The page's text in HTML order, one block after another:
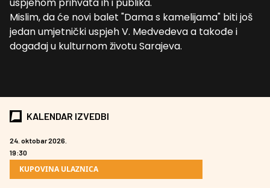
Mislim, da će novi balet "Dama s kamelijama" biti još
jedan umjetnički uspjeh V. Medvedeva a takođe i
događaj u kulturnom životu Sarajeva.
KALENDAR IZVEDBI
24. oktobar 2026.
19:30
KUPOVINA ULAZNICA